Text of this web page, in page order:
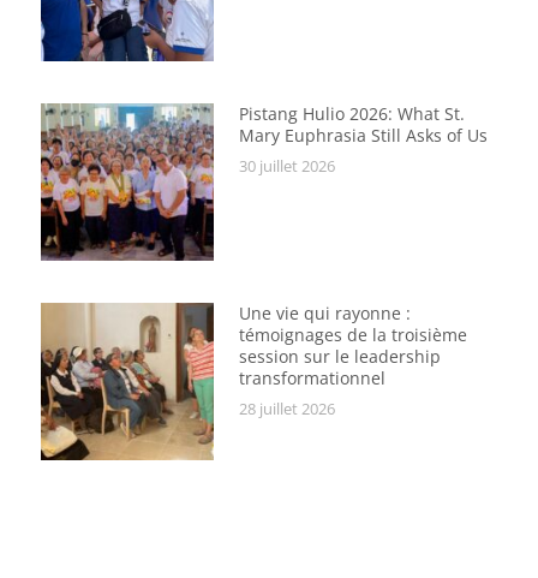
Pistang Hulio 2026: What St.
Mary Euphrasia Still Asks of Us
30 juillet 2026
Une vie qui rayonne :
témoignages de la troisième
session sur le leadership
transformationnel
28 juillet 2026